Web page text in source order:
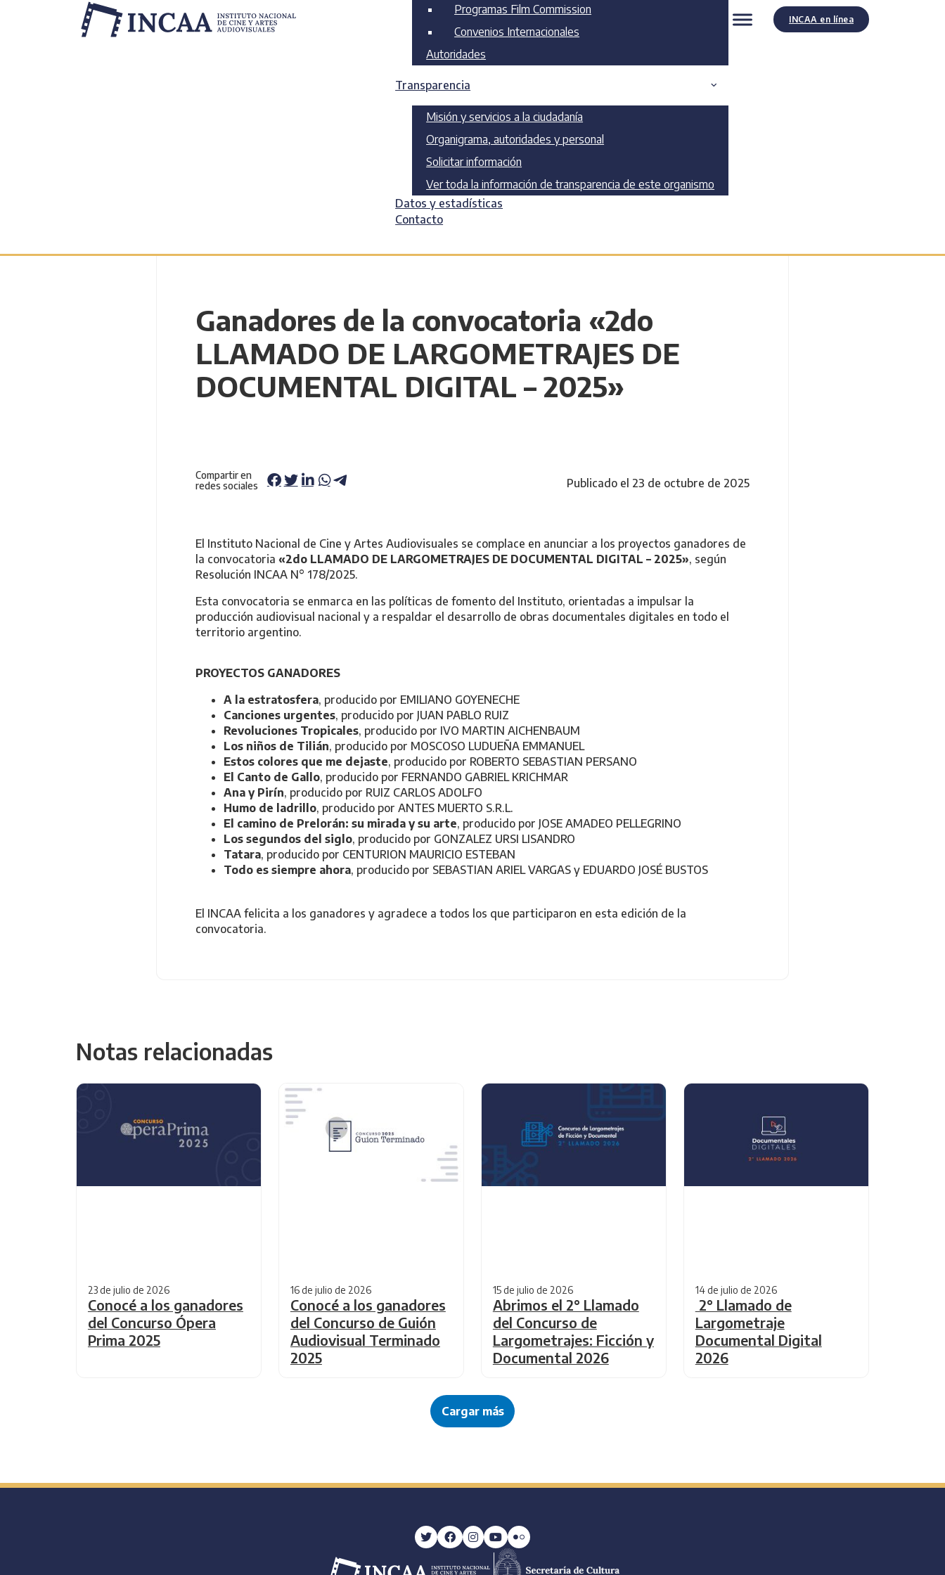
Programas Film Commission
Convenios Internacionales
Autoridades
Transparencia
Misión y servicios a la ciudadanía
Organigrama, autoridades y personal
Solicitar información
Ver toda la información de transparencia de este organismo
Datos y estadísticas
Contacto
INCAA en línea
Ganadores de la convocatoria «2do
LLAMADO DE LARGOMETRAJES DE
DOCUMENTAL DIGITAL – 2025»
Compartir en
redes sociales
Publicado el 23 de octubre de 2025
El Instituto Nacional de Cine y Artes Audiovisuales se complace en anunciar a los proyectos ganadores de
la convocatoria «2do LLAMADO DE LARGOMETRAJES DE DOCUMENTAL DIGITAL – 2025», según
Resolución INCAA N° 178/2025.
Esta convocatoria se enmarca en las políticas de fomento del Instituto, orientadas a impulsar la
producción audiovisual nacional y a respaldar el desarrollo de obras documentales digitales en todo el
territorio argentino.
PROYECTOS GANADORES
A la estratosfera, producido por EMILIANO GOYENECHE
Canciones urgentes, producido por JUAN PABLO RUIZ
Revoluciones Tropicales, producido por IVO MARTIN AICHENBAUM
Los niños de Tilián, producido por MOSCOSO LUDUEÑA EMMANUEL
Estos colores que me dejaste, producido por ROBERTO SEBASTIAN PERSANO
El Canto de Gallo, producido por FERNANDO GABRIEL KRICHMAR
Ana y Pirín, producido por RUIZ CARLOS ADOLFO
Humo de ladrillo, producido por ANTES MUERTO S.R.L.
El camino de Prelorán: su mirada y su arte, producido por JOSE AMADEO PELLEGRINO
Los segundos del siglo, producido por GONZALEZ URSI LISANDRO
Tatara, producido por CENTURION MAURICIO ESTEBAN
Todo es siempre ahora, producido por SEBASTIAN ARIEL VARGAS y EDUARDO JOSÉ BUSTOS
El INCAA felicita a los ganadores y agradece a todos los que participaron en esta edición de la
convocatoria.
Notas relacionadas
23 de julio de 2026
Conocé a los ganadores
del Concurso Ópera
Prima 2025
16 de julio de 2026
Conocé a los ganadores
del Concurso de Guión
Audiovisual Terminado
2025
15 de julio de 2026
Abrimos el 2° Llamado
del Concurso de
Largometrajes: Ficción y
Documental 2026
14 de julio de 2026
2° Llamado de
Largometraje
Documental Digital
2026
Cargar más